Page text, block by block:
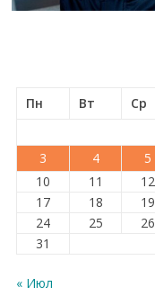
Пн
Вт Ср
3
4 5
10
11 12
17
18 19
24
25 26
31
« Июл